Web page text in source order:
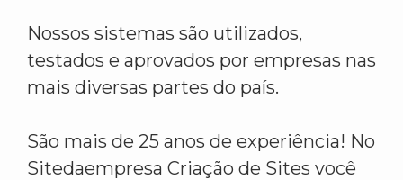
Nossos sistemas são utilizados,
testados e aprovados por empresas nas
mais diversas partes do país.
São mais de 25 anos de experiência! No
Sitedaempresa Criação de Sites você